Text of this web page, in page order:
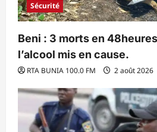
Sécurité
Beni : 3 morts en
l’alcool mis en cause.
RTA BUNIA 100.0 FM 2 août 2026